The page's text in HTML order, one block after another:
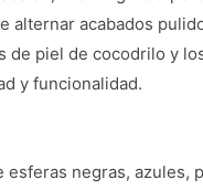
alternar acabados
de piel de cocodrilo y
y funcionalidad.
esferas negras, azules,